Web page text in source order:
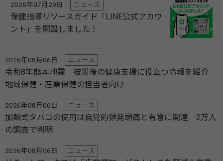
2026年07月29日 ニュース
保健指導リソースガイド「LINE公式アカウ
ント」を開設しました！
2026年08月06日 ニュース
令和8年熊本地震 被災後の健康支援に役立つ情報を紹介
地域保健・産業保健の担当者向け
2026年08月06日 ニュース
加熱式タバコの使用は自覚的頻発頭痛と有意に関連 2万人
の調査で判明
2026年08月06日 ニュース